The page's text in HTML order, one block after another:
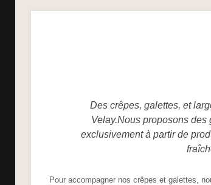
Des crêpes, galettes, et
Velay.Nous proposons
exclusivement à partir de
Pour accompagner nos crêpes et galettes,